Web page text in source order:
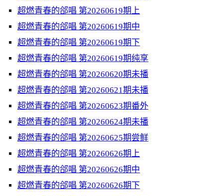
超燃青春的郃唱 第20260619期上
超燃青春的郃唱 第20260619期中
超燃青春的郃唱 第20260619期下
超燃青春的郃唱 第20260619期纯享
超燃青春的郃唱 第20260620期未播
超燃青春的郃唱 第20260621期未播
超燃青春的郃唱 第20260623期番外
超燃青春的郃唱 第20260624期未播
超燃青春的郃唱 第20260625期尝鲜
超燃青春的郃唱 第20260626期上
超燃青春的郃唱 第20260626期中
超燃青春的郃唱 第20260626期下